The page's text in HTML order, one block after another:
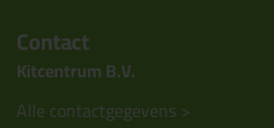
Contact
Kitcentrum B.V.
Alle contactgegevens >